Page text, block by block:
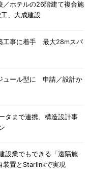
／ホテルの26階建て複合施
、大成建設
工事に着手 最大28mスパ
ュール型に 申請／設計か
タまで連携、構造設計事
設業でもできる「遠隔施
装置とStarlinkで実現